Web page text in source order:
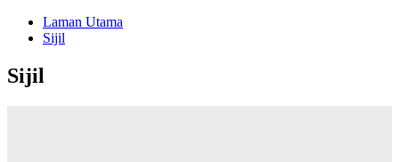
Laman Utama
Sijil
Sijil